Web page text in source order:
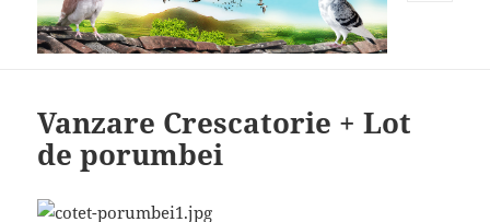
Vanzare Crescatorie + Lot
de porumbei